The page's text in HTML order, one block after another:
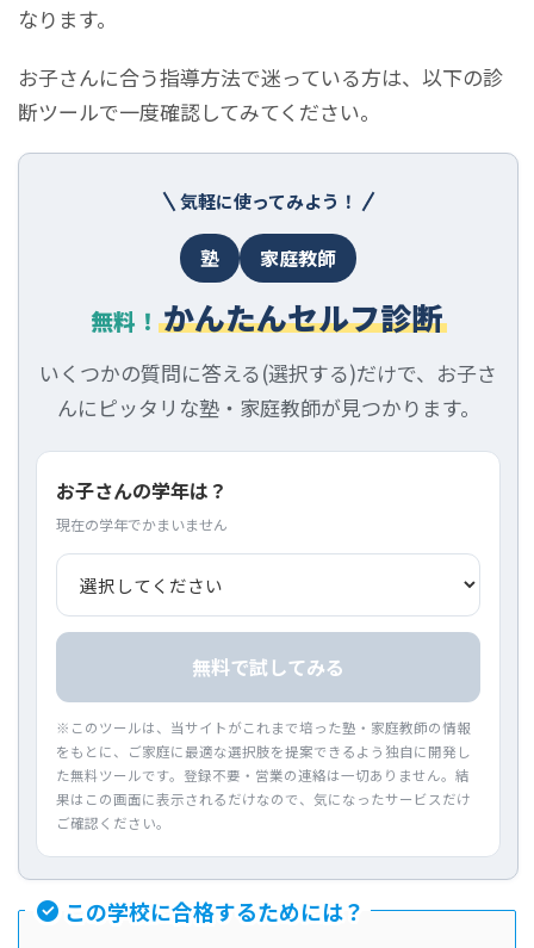
なります。
お子さんに合う指導方法で迷っている方は、以下の診
断ツールで一度確認してみてください。
気軽に使ってみよう！
塾 家庭教師
無料！ かんたんセルフ診断
いくつかの質問に答える(選択する)だけで、お子さ
んにピッタリな塾・家庭教師が見つかります。
お子さんの学年は？
現在の学年でかまいません
無料で試してみる
※このツールは、当サイトがこれまで培った塾・家庭教師の情報
をもとに、ご家庭に最適な選択肢を提案できるよう独自に開発し
た無料ツールです。登録不要・営業の連絡は一切ありません。結
果はこの画面に表示されるだけなので、気になったサービスだけ
ご確認ください。
この学校に合格するためには？